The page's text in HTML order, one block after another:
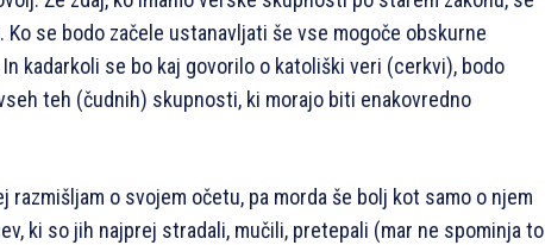
se bodo začele ustanavljati še vse mogoče obskurne
kadarkoli se bo kaj govorilo o katoliški veri (cerkvi), bodo
teh (čudnih) skupnosti, ki morajo biti enakovredno
razmišljam o svojem očetu, pa morda še bolj kot samo o njem
ki so jih najprej stradali, mučili, pretepali (mar ne spominja to